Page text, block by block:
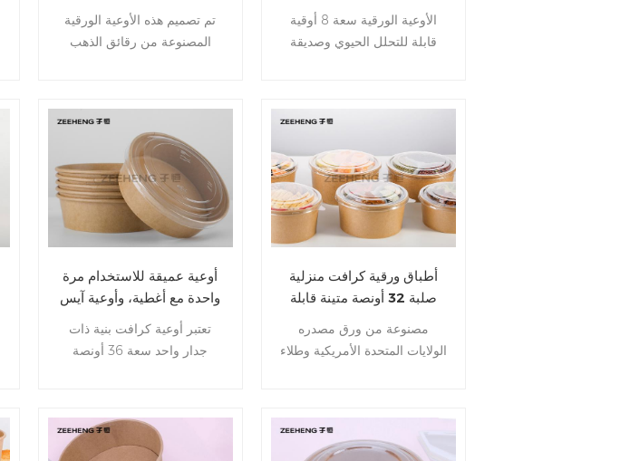
وعاء ورقي لحساء المعكرونة
القابل للتصرف 42oz مع
غطاء
تم تصميم هذه الأوعية الورقية
المصنوعة من رقائق الذهب
الحاويات. يمكن أيضًا تسخين هذه
الحاويات باستخدام أفران
الميكروويف. عينات مجانية،
اتصل بنا على 86-
15960547796.
منها بسعة 8 أونصة مع أغطية
الأوعية الورقية سعة 8 أوقية
قابلة للتحلل الحيوي وصديقة
وغطاء BOPS الشفاف. أوعية
مثالية لتقديم معكرونة السلطة.
عينات مجانية، اتصل بنا على
86-15960547796.
أوعية عميقة للاستخدام مرة
واحدة مع أغطية، وأوعية آيس
كريم ورقية مقاومة للزيت
تعتبر أوعية كرافت بنية ذات
جدار واحد سعة 36 أونصة
الشكل تجعل الحاوية أكثر صلابة
ومتانة. تتوفر طباعة مخصصة
أطباق ورقية كرافت منزلية
صلبة 32 أونصة متينة قابلة
منها صندوق طعام
مصنوعة من ورق مصدره
الولايات المتحدة الأمريكية وطلاء
يحافظ على البيئة. لا تنتظر ،
اتصل للحصول على عينات!